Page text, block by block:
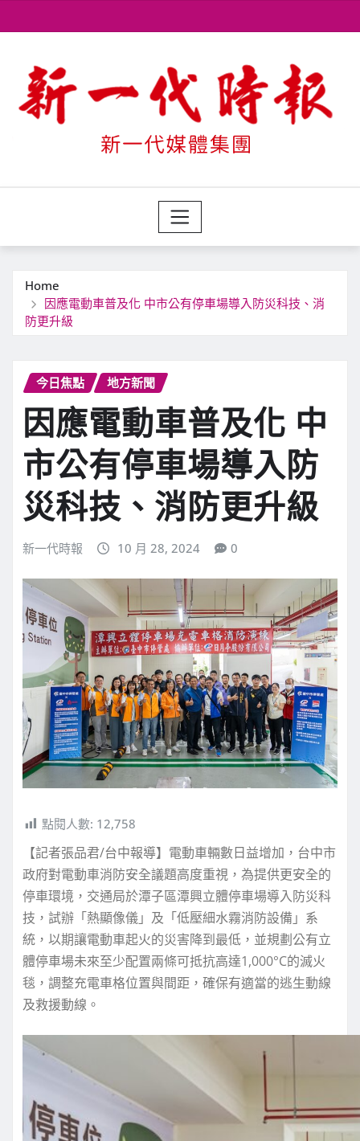
to
Home
因應電動車普及化 中市公有停車場導入防災科技、消
防更升級
今日焦點 地方新聞
因應電動車普及化 中
市公有停車場導入防
災科技、消防更升級
新一代時報 10 月 28, 2024 0
點閱人數: 12,758
【記者張品君/台中報導】電動車輛數日益增加，台中市
政府對電動車消防安全議題高度重視，為提供更安全的
停車環境，交通局於潭子區潭興立體停車場導入防災科
技，試辦「熱顯像儀」及「低壓細水霧消防設備」系
統，以期讓電動車起火的災害降到最低，並規劃公有立
體停車場未來至少配置兩條可抵抗高達1,000°C的滅火
毯，調整充電車格位置與間距，確保有適當的逃生動線
及救援動線。